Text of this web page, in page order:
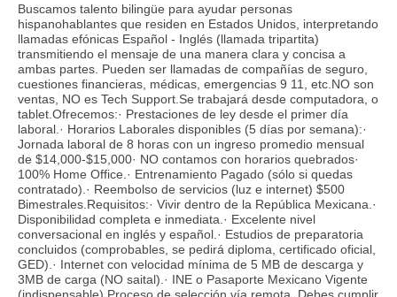
Buscamos talento bilingüe para ayudar personas
hispanohablantes que residen en Estados Unidos, interpretando
llamadas efónicas Español - Inglés (llamada tripartita)
transmitiendo el mensaje de una manera clara y concisa a
ambas partes. Pueden ser llamadas de compañías de seguro,
cuestiones financieras, médicas, emergencias 9 11, etc.NO son
ventas, NO es Tech Support.Se trabajará desde computadora, o
tablet.Ofrecemos:· Prestaciones de ley desde el primer día
laboral.· Horarios Laborales disponibles (5 días por semana):·
Jornada laboral de 8 horas con un ingreso promedio mensual
de $14,000-$15,000· NO contamos con horarios quebrados·
100% Home Office.· Entrenamiento Pagado (sólo si quedas
contratado).· Reembolso de servicios (luz e internet) $500
Bimestrales.Requisitos:· Vivir dentro de la República Mexicana.·
Disponibilidad completa e inmediata.· Excelente nivel
conversacional en inglés y español.· Estudios de preparatoria
concluidos (comprobables, se pedirá diploma, certificado oficial,
GED).· Internet con velocidad mínima de 5 MB de descarga y
3MB de carga (NO saital).· INE o Pasaporte Mexicano Vigente
(indispensable).Proceso de selección vía remota. Debes cumplir